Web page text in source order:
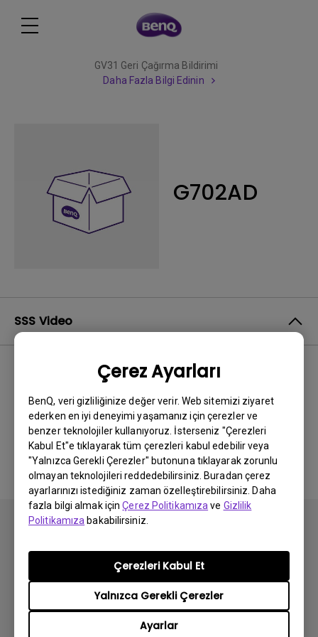
Çerez Ayarları
BenQ, veri gizliliğinize değer verir. Web sitemizi ziyaret
ederken en iyi deneyimi yaşamanız için çerezler ve
benzer teknolojiler kullanıyoruz. İsterseniz "Çerezleri
Kabul Et"e tıklayarak tüm çerezleri kabul edebilir veya
"Yalnızca Gerekli Çerezler" butonuna tıklayarak zorunlu
olmayan teknolojileri reddedebilirsiniz. Buradan çerez
ayarlarınızı istediğiniz zaman özelleştirebilirsiniz. Daha
fazla bilgi almak içinÇerez Politikamıza ve Gizlilik
Politikamıza bakabilirsiniz.
Ayarlar
Yalnızca Gerekli Çerezler
Çerezleri Kabul Et
GV31 Geri Çağırma Bildirimi
Daha Fazla Bilgi Edinin
G702AD
SSS Video
İlgili video yok
Abone olun